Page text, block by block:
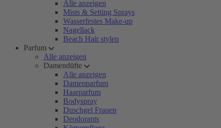
Alle anzeigen
Mists & Setting Sprays
Wasserfestes Make-up
Nagellack
Beach Hair stylen
Parfum
Alle anzeigen
Damendüfte
Alle anzeigen
Damenparfum
Haarparfum
Bodyspray
Duschgel Frauen
Deodorants